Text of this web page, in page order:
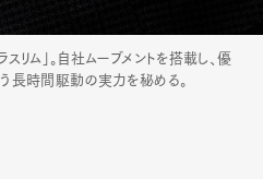
リム」。自社ムーブメントを搭載し、優
長時間駆動の実力を秘める。